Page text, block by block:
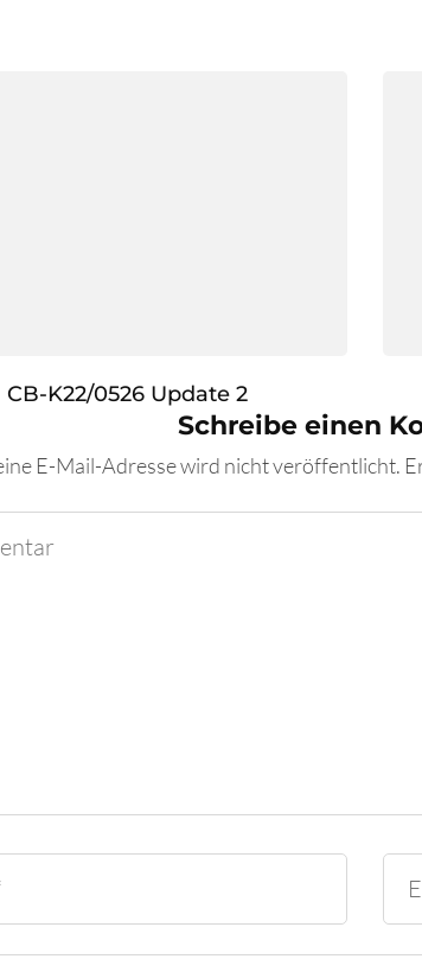
CB-K22/0526 Update 2
Schreibe einen
E-Mail-Adresse wird nicht veröffentlicht.